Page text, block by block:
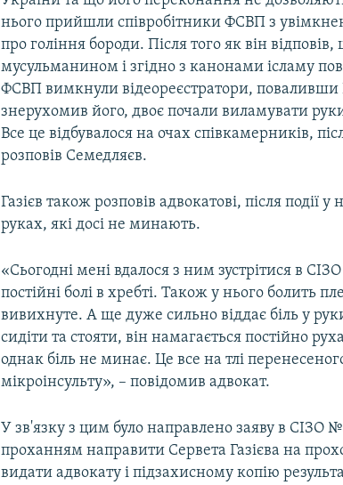
нього прийшли співробітники ФСВП з
про гоління бороди. Після того як він
мусульманином і згідно з канонами ісламу
ФСВП вимкнули відеореєстратори, поваливши
знерухомив його, двоє почали виламувати
Все це відбувалося на очах співкамерників,
розповів Семедляєв.
Газієв також розповів адвокатові, після події у
руках, які досі не минають.
«Сьогодні мені вдалося з ним зустрітися в
постійні болі в хребті. Також у нього болить
вивихнуте. А ще дуже сильно віддає біль у
сидіти та стояти, він намагається постійно
однак біль не минає. Це все на тлі
мікроінсульту», – повідомив адвокат.
У зв'язку з цим було направлено заяву в СІЗО
проханням направити Сервета Газієва на
видати адвокату і підзахисному копію